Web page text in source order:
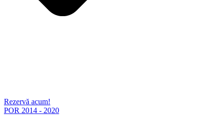
Rezervă acum!
POR 2014 - 2020